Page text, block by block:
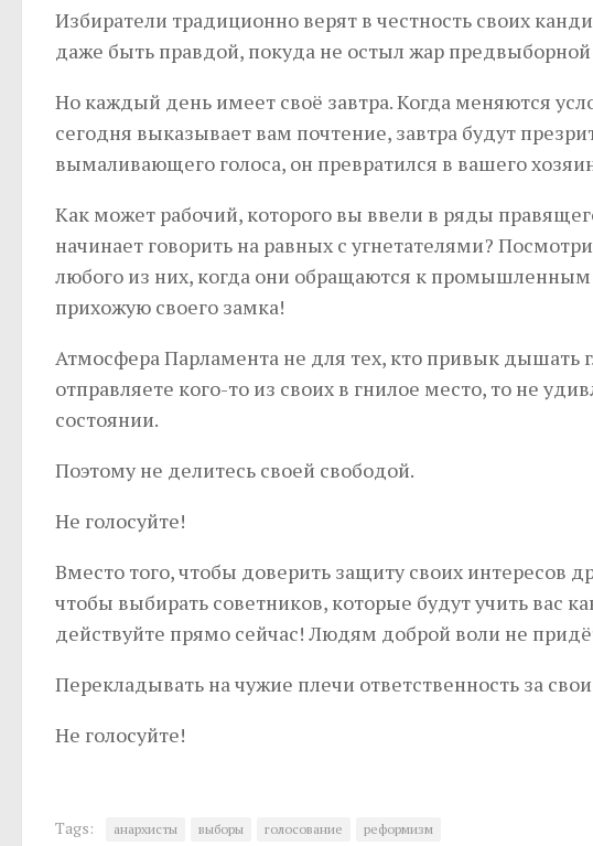
Избиратели традиционно верят в честность своих
даже быть правдой, покуда не остыл жар предвыборной
Но каждый день имеет своё завтра. Когда меняются
сегодня выказывает вам почтение, завтра будут
вымаливающего голоса, он превратился в вашего
Как может рабочий, которого вы ввели в ряды
начинает говорить на равных с угнетателями?
любого из них, когда они обращаются к промышленным
прихожую своего замка!
Атмосфера Парламента не для тех, кто привык дышать
отправляете кого-то из своих в гнилое место, то не
состоянии.
Поэтому не делитесь своей свободой.
Не голосуйте!
Вместо того, чтобы доверить защиту своих интересов
чтобы выбирать советников, которые будут учить вас
действуйте прямо сейчас! Людям доброй воли не
Перекладывать на чужие плечи ответственность за
Не голосуйте!
Tags: анархисты выборы голосование реформизм